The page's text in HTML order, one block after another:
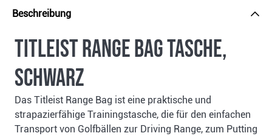
Beschreibung
Titleist Range Bag Tasche,
schwarz
Das Titleist Range Bag ist eine praktische und
strapazierfähige Trainingstasche, die für den einfachen
Transport von Golfbällen zur Driving Range, zum Putting